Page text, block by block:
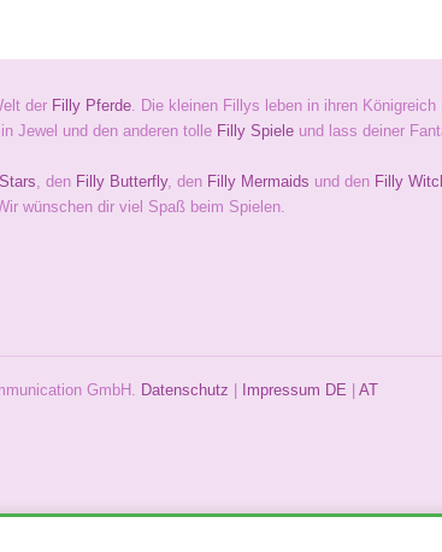
der Filly Pferde. Die kleinen Fillys leben in ihren
Jewel und den anderen tolle Filly Spieleund lass deiner
, den Filly Butterfly, den Filly Mermaids und den Filly
wünschen dir viel Spaß beim Spielen.
GmbH. Datenschutz Impressum DE AT